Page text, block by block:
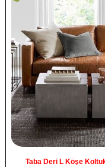
Taba Deri L Köşe